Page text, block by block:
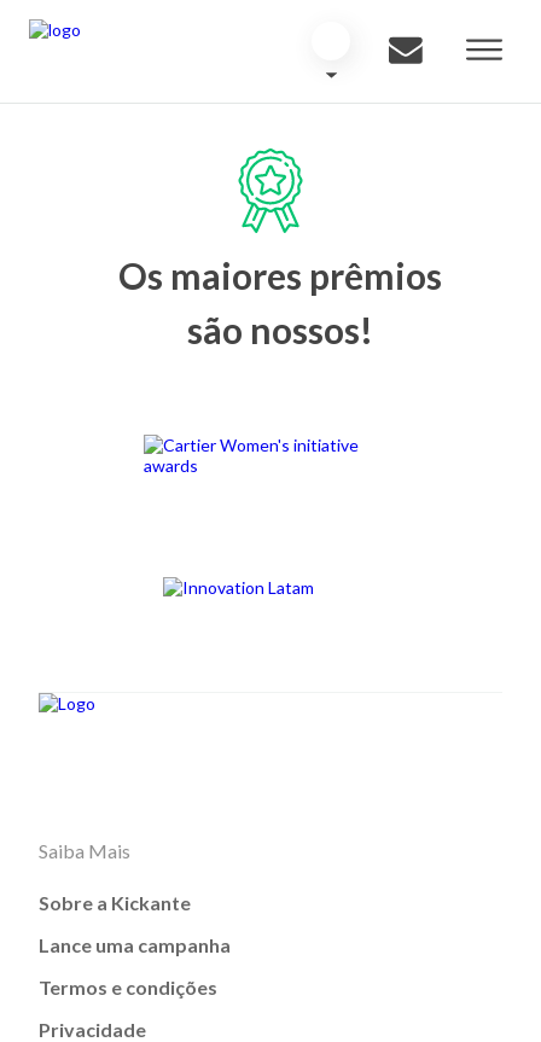
Os maiores prêmios
são nossos!
Saiba Mais
Sobre a Kickante
Lance uma campanha
Termos e condições
Privacidade